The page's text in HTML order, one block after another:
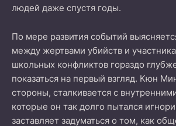
людей даже спустя годы.
По мере развития событий
между жертвами убийств и
школьных конфликтов гораздо
показаться на первый взгляд. Кюн
стороны, сталкивается с
которые он так долго пытался
заставляет задуматься о том, как